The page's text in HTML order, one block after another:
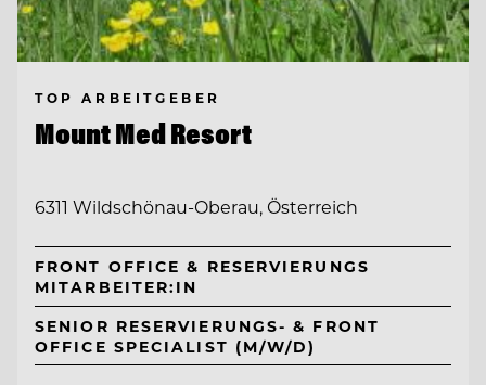
TOP ARBEITGEBER
Mount Med Resort
6311 Wildschönau-Oberau, Österreich
FRONT OFFICE & RESERVIERUNGS
MITARBEITER:IN
SENIOR RESERVIERUNGS- & FRONT
OFFICE SPECIALIST (M/W/D)